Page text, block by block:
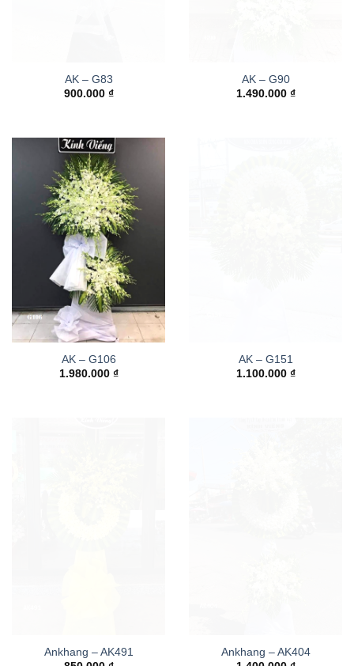
AK – G83
900.000 ₫
AK – G90
1.490.000 ₫
AK – G106
1.980.000 ₫
AK – G151
1.100.000 ₫
Ankhang – AK491
Ankhang – AK404